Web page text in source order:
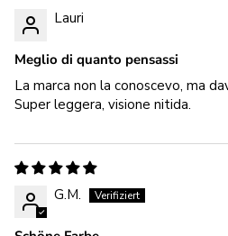
Lauri
Meglio di quanto pensassi
La marca non la conoscevo, ma
Super leggera, visione nitida.
G.M.